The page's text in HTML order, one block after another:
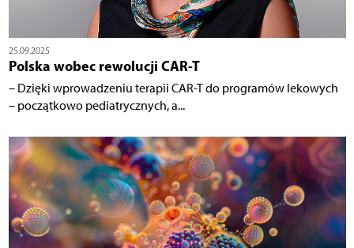
25.09.2025
Polska wobec rewolucji CAR-T
– Dzięki wprowadzeniu terapii CAR-T do programów lekowych
– początkowo pediatrycznych, a...